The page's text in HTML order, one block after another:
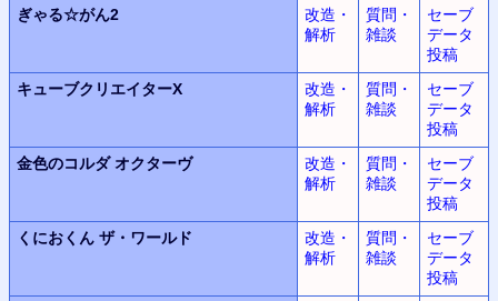
ぎゃる☆がん2
改造・
解析
質問・
雑談
セーブ
データ
投稿
キューブクリエイターX
改造・
解析
質問・
雑談
セーブ
データ
投稿
金色のコルダオクターヴ
改造・
解析
質問・
雑談
セーブ
データ
投稿
くにおくん ザ・ワールド
改造・
解析
質問・
雑談
セーブ
データ
投稿